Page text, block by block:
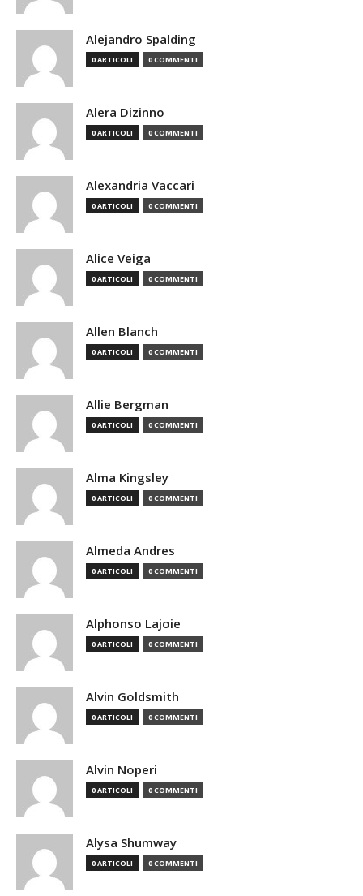
Alejandro Spalding
0 ARTICOLI 0 COMMENTI
Alera Dizinno
0 ARTICOLI 0 COMMENTI
Alexandria Vaccari
0 ARTICOLI 0 COMMENTI
Alice Veiga
0 ARTICOLI 0 COMMENTI
Allen Blanch
0 ARTICOLI 0 COMMENTI
Allie Bergman
0 ARTICOLI 0 COMMENTI
Alma Kingsley
0 ARTICOLI 0 COMMENTI
Almeda Andres
0 ARTICOLI 0 COMMENTI
Alphonso Lajoie
0 ARTICOLI 0 COMMENTI
Alvin Goldsmith
0 ARTICOLI 0 COMMENTI
Alvin Noperi
0 ARTICOLI 0 COMMENTI
Alysa Shumway
0 ARTICOLI 0 COMMENTI